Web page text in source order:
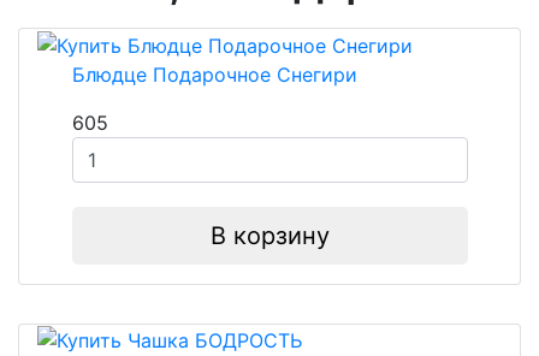
Блюдце Подарочное Снегири
605
В корзину